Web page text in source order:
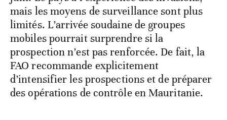
La Mauritanie n’est pas en reste. Bien
qu’aucun criquet n’y ait été signalé en avril,
le bulletin de la FAO estime que des groupes
d’ailés pourraient arriver du nord en mai ou
juin. Le pays a l’expérience des invasions,
mais les moyens de surveillance sont plus
limités. L’arrivée soudaine de groupes